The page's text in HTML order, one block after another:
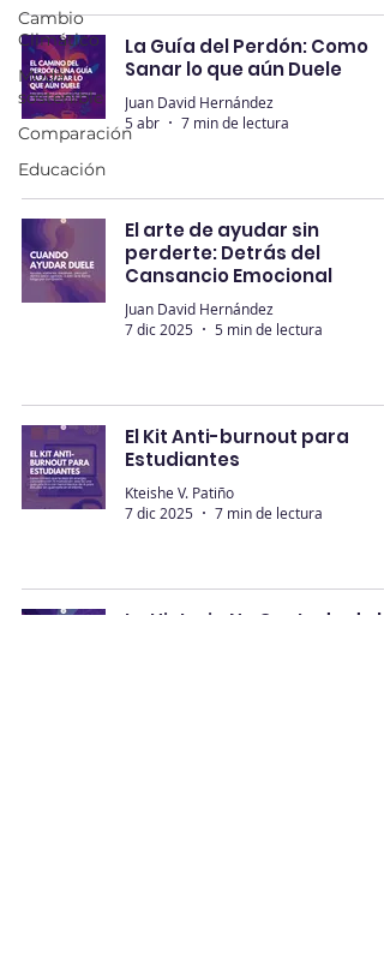
Cambio
Climático
Moda
sostenible
Comparación
Educación
La Guía del Perdón: Como
Sanar lo que aún Duele
Juan David Hernández
5 abr
7 min de lectura
El arte de ayudar sin
perderte: Detrás del
Cansancio Emocional
Juan David Hernández
7 dic 2025
5 min de lectura
El Kit Anti-burnout para
Estudiantes
Kteishe V. Patiño
7 dic 2025
7 min de lectura
La Historia No Contada de la